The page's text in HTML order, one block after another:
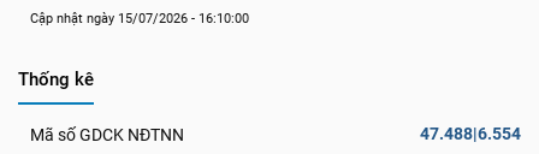
Cập nhật ngày 15/07/2026 - 16:10:00
Thống kê
Mã số GDCK NĐTNN 47.488|6.554